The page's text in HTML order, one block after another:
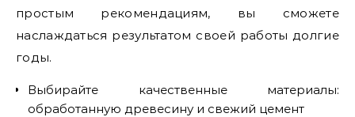
простым рекомендациям, вы сможете
наслаждаться результатом своей работы долгие
годы.
Выбирайте качественные материалы:
обработанную древесину и свежий цемент